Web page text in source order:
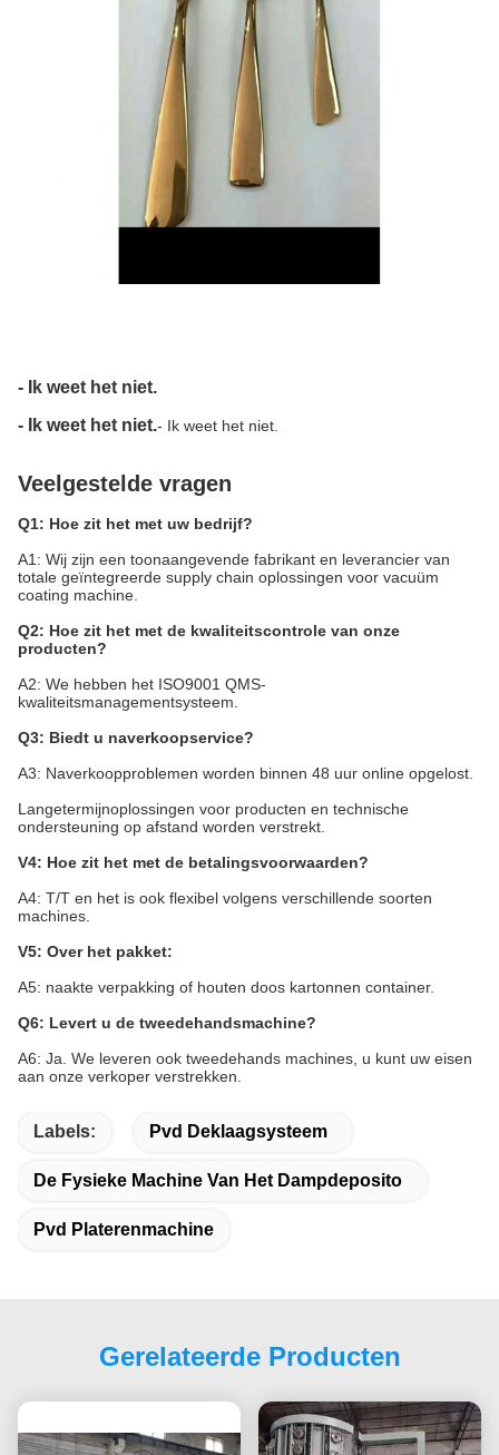
- Ik weet het niet.
- Ik weet het niet.- Ik weet het niet.
Veelgestelde vragen
Q1: Hoe zit het met uw bedrijf?
A1: Wij zijn een toonaangevende fabrikant en leverancier van
totale geïntegreerde supply chain oplossingen voor vacuüm
coating machine.
Q2: Hoe zit het met de kwaliteitscontrole van onze
producten?
A2: We hebben het ISO9001 QMS-
kwaliteitsmanagementsysteem.
Q3: Biedt u naverkoopservice?
A3: Naverkoopproblemen worden binnen 48 uur online opgelost.
Langetermijnoplossingen voor producten en technische
ondersteuning op afstand worden verstrekt.
V4: Hoe zit het met de betalingsvoorwaarden?
A4: T/T en het is ook flexibel volgens verschillende soorten
machines.
V5: Over het pakket:
A5: naakte verpakking of houten doos kartonnen container.
Q6: Levert u de tweedehandsmachine?
A6: Ja. We leveren ook tweedehands machines, u kunt uw eisen
aan onze verkoper verstrekken.
Labels: Pvd Deklaagsysteem
De Fysieke Machine Van Het Dampdeposito
Pvd Platerenmachine
Gerelateerde Producten